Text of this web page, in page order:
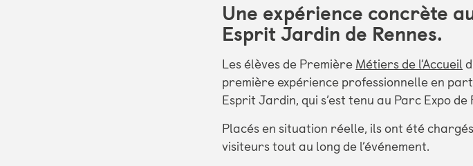
Une expérience concrète
Esprit Jardin de Rennes.
Les élèves de Première Métiers de l’Accueil
première expérience professionnelle en
Esprit Jardin, qui s’est tenu au Parc Expo de
Placés en situation réelle, ils ont été
visiteurs tout au long de l’événement.